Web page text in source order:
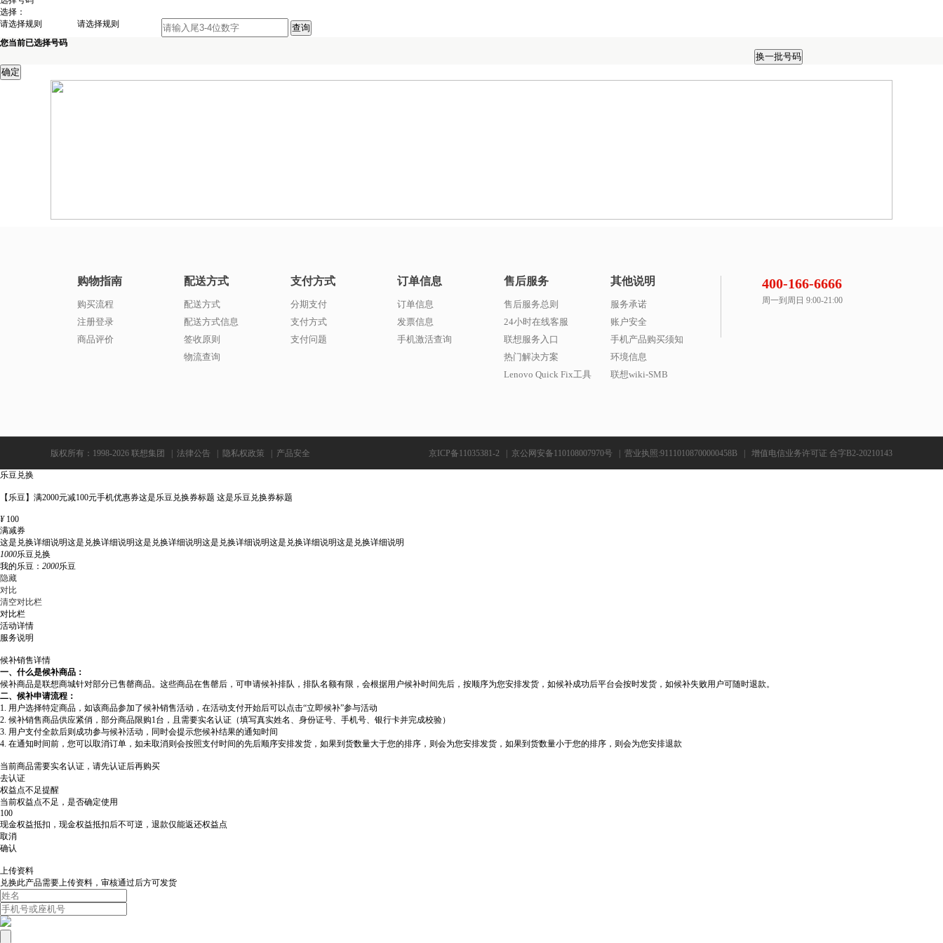
选择：
请选择规则
请选择规则
您当前已选择号码
购物指南
购买流程
注册登录
商品评价
配送方式
配送方式
配送方式信息
签收原则
物流查询
支付方式
分期支付
支付方式
支付问题
订单信息
订单信息
发票信息
手机激活查询
售后服务
售后服务总则
24小时在线客服
联想服务入口
热门解决方案
Lenovo Quick Fix工具
其他说明
服务承诺
账户安全
手机产品购买须知
环境信息
联想wiki-SMB
400-166-6666
周一到周日 9:00-21:00
版权所有：1998-2026 联想集团 法律公告 隐私权政策 产品安全 京ICP备11035381-2 京公网安备110108007970号 营业执照:91110108700000458B 增值电信业务许可证 合字B2-20210143
乐豆兑换
【乐豆】满2000元减100元手机优惠券这是乐豆兑换券标题 这是乐豆兑换券标题
¥ 100
满减券
这是兑换详细说明这是兑换详细说明这是兑换详细说明这是兑换详细说明这是兑换详细说明这是兑换详细说明
1000乐豆兑换
我的乐豆： 2000乐豆
隐藏
对比
清空对比栏
对比栏
活动详情
服务说明
候补销售详情
一、什么是候补商品：
候补商品是联想商城针对部分已售罄商品。这些商品在售罄后，可申请候补排队，排队名额有限，会根据用户候补时间先后，按顺序为您安排发货，如候补成功后平台会按时发货，如候补失败用户可随时退款。
二、候补申请流程：
1. 用户选择特定商品，如该商品参加了候补销售活动，在活动支付开始后可以点击“立即候补”参与活动
2. 候补销售商品供应紧俏，部分商品限购1台，且需要实名认证（填写真实姓名、身份证号、手机号、银行卡并完成校验）
3. 用户支付全款后则成功参与候补活动，同时会提示您候补结果的通知时间
4. 在通知时间前，您可以取消订单，如未取消则会按照支付时间的先后顺序安排发货，如果到货数量大于您的排序，则会为您安排发货，如果到货数量小于您的排序，则会为您安排退款
当前商品需要实名认证，请先认证后再购买
去认证
权益点不足提醒
当前权益点不足，是否确定使用
100
现金权益抵扣，现金权益抵扣后不可逆，退款仅能返还权益点
取消
确认
上传资料
兑换此产品需要上传资料，审核通过后方可发货